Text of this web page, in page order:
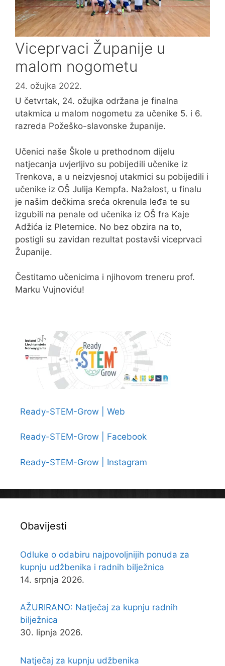
Viceprvaci Županije u
malom nogometu
24. ožujka 2022.
U četvrtak, 24. ožujka održana je finalna
utakmica u malom nogometu za učenike 5. i 6.
razreda Požeško-slavonske županije.
Učenici naše Škole u prethodnom dijelu
natjecanja uvjerljivo su pobijedili učenike iz
Trenkova, a u neizvjesnoj utakmici su pobijedili i
učenike iz OŠ Julija Kempfa. Nažalost, u finalu
je našim dečkima sreća okrenula leđa te su
izgubili na penale od učenika iz OŠ fra Kaje
Adžića iz Pleternice. No bez obzira na to,
postigli su zavidan rezultat postavši viceprvaci
Županije.
Čestitamo učenicima i njihovom treneru prof.
Marku Vujnoviću!
Ready-STEM-Grow | Web
Ready-STEM-Grow | Facebook
Ready-STEM-Grow | Instagram
Obavijesti
Odluke o odabiru najpovoljnijih ponuda za
kupnju udžbenika i radnih bilježnica
14. srpnja 2026.
AŽURIRANO: Natječaj za kupnju radnih
bilježnica
30. lipnja 2026.
Natječaj za kupnju udžbenika